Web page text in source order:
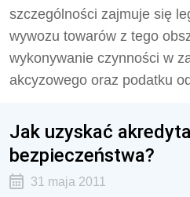
szczególności zajmuje się
wywozu towarów z tego
wykonywanie czynności w
akcyzowego oraz podatku
Jak uzyskać
bezpieczeństwa?
31 maja 2011